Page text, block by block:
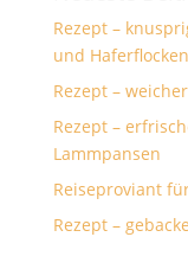
Rezept –
und Haferflocken
Rezept –
Rezept –
Lammpansen
Reiseproviant
Rezept –